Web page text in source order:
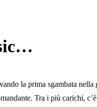
la prima sgambata
Tra i più carichi, c’è